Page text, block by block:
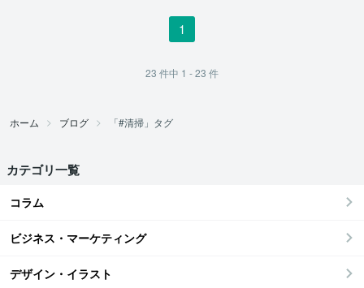
1
23 件中 1 - 23 件
ホーム ブログ 「#清掃」タグ
カテゴリ一覧
コラム
ビジネス・マーケティング
デザイン・イラスト